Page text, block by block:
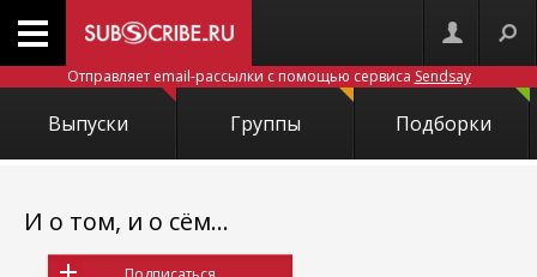
Отправляет email-рассылки с помощью сервиса Sendsay
Выпуски Группы Подборки
И о том, и о сём...